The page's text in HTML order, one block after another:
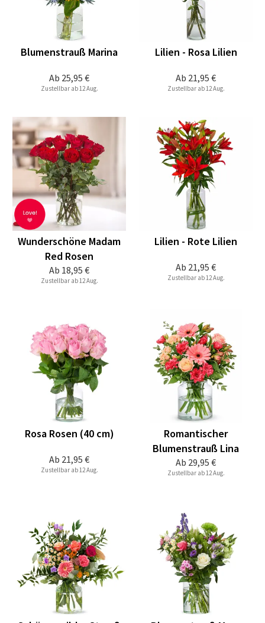
Ab 25,95 €
Blumenstrauß Marina
Zustellbar ab 12 Aug.
Ab 21,95 €
Lilien - Rosa Lilien
Zustellbar ab 12 Aug.
Ab 18,95 €
Wunderschöne Madam
Red Rosen
Zustellbar ab 12 Aug.
Ab 21,95 €
Lilien - Rote Lilien
Zustellbar ab 12 Aug.
Ab 21,95 €
Rosa Rosen (40 cm)
Zustellbar ab 12 Aug.
Ab 29,95 €
Romantischer
Blumenstrauß Lina
Zustellbar ab 12 Aug.